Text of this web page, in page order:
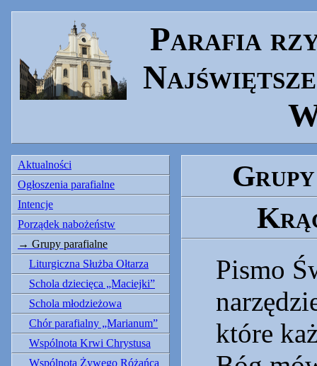
Parafia
Aktualności
Ogłoszenia parafialne
Intencje
Porządek nabożeństw
Grupy parafialne
Liturgiczna Służba Ołtarza
Schola dziecięca „Maciejki”
Schola młodzieżowa
Chór parafialny „Marianum”
Wspólnota Krwi Chrystusa
Wspólnota Żywego Różańca
Pismo
które